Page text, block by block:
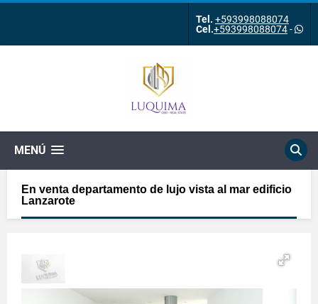
Tel. +593998088074
Cel.+593998088074-
MENÚ
En venta departamento de lujo vista al mar edificio
Lanzarote